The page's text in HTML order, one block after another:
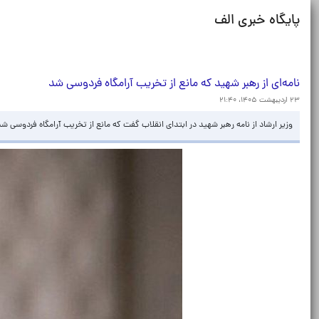
پایگاه خبری الف
نامه‌ای از رهبر شهید که مانع از تخریب آرامگاه فردوسی شد
۲۳ اردیبهشت ۱۴۰۵، ۲۱:۴۰
وزیر ارشاد از نامه‌ رهبر شهید در ابتدای انقلاب گفت که مانع از تخریب آرامگاه فردوسی